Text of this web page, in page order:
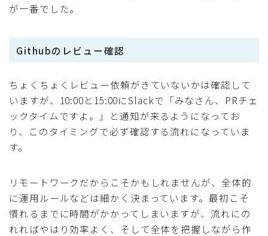
が一番でした。
Githubのレビュー確認
ちょくちょくレビュー依頼がきていないかは確認して
いますが、10:00と15:00にSlackで「みなさん、PRチェ
ックタイムですよ。」と通知が来るようになってお
り、このタイミングで必ず確認する流れになっていま
す。
リモートワークだからこそかもしれませんが、全体的
に運用ルールなどは細かく決まっています。最初こそ
慣れるまでに時間がかかってしまいますが、流れにの
れればやはり効率よく、そして全体を把握しながら作